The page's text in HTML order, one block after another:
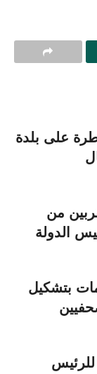
على بلدة
من
الدولة
بتشكيل